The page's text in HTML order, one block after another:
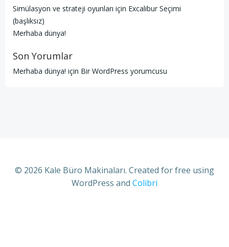
Simülasyon ve strateji oyunları için Excalibur Seçimi
(başlıksız)
Merhaba dünya!
Son Yorumlar
Merhaba dünya! için Bir WordPress yorumcusu
© 2026 Kale Büro Makinaları. Created for free using
WordPress and Colibri